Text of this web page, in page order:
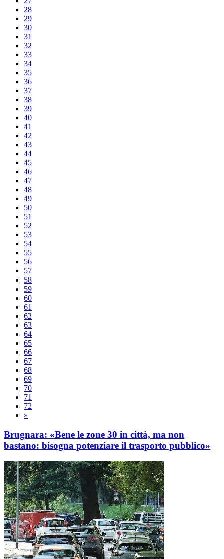
28
29
30
31
32
33
34
35
36
37
38
39
40
41
42
43
44
45
46
47
48
49
50
51
52
53
54
55
56
57
58
59
60
61
62
63
64
65
66
67
68
69
70
71
72
»
Brugnara: «Bene le zone 30 in città, ma non
bastano: bisogna potenziare il trasporto pubblico»